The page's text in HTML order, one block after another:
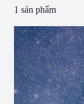
1 sản phẩm